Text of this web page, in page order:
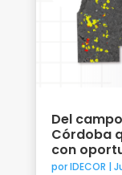
Del
Córdoba
con
porIDECOR |